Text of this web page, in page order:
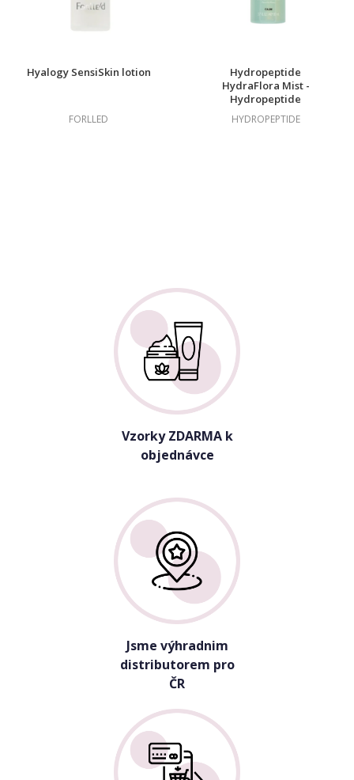
Hyalogy SensiSkin lotion
FORLLED
Hydropeptide
HydraFlora Mist -
Hydropeptide
Hydraflora Probiotická
Esence Ve Spreji, 80 ml
HYDROPEPTIDE
Vzorky ZDARMA k
objednávce
Jsme výhradnim
distributorem pro
ČR